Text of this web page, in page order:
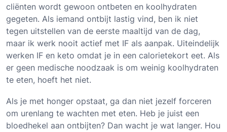
cliënten wordt gewoon ontbeten en koolhydraten
gegeten. Als iemand ontbijt lastig vind, ben ik niet
tegen uitstellen van de eerste maaltijd van de dag,
maar ik werk nooit actief met IF als aanpak. Uiteindelijk
werken IF en keto omdat je in een calorietekort eet. Als
er geen medische noodzaak is om weinig koolhydraten
te eten, hoeft het niet.
Als je met honger opstaat, ga dan niet jezelf forceren
om urenlang te wachten met eten. Heb je juist een
bloedhekel aan ontbijten? Dan wacht je wat langer. Hou